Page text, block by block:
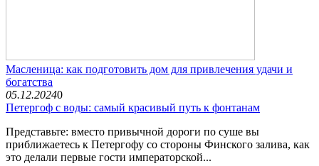
Масленица: как подготовить дом для привлечения удачи и
богатства
05.12.20240
Петергоф с воды: самый красивый путь к фонтанам
Представьте: вместо привычной дороги по суше вы
приближаетесь к Петергофу со стороны Финского залива, как
это делали первые гости императорской...